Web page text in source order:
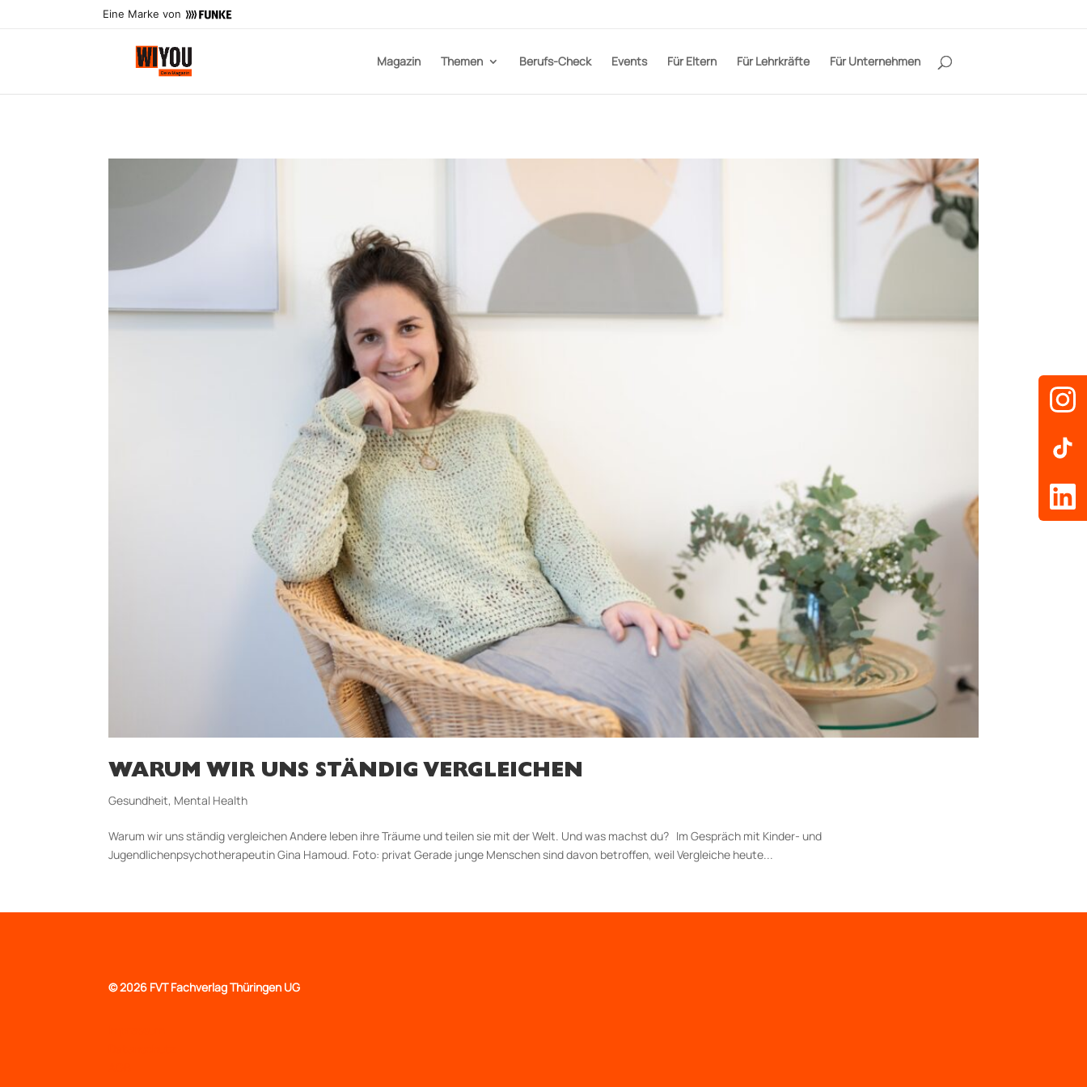
Eine Marke von
Magazin Themen Berufs-Check Events Für Eltern Für Lehrkräfte Für Unternehmen
WARUM WIR UNS STÄNDIG VERGLEICHEN
Gesundheit, Mental Health
Warum wir uns ständig vergleichen Andere leben ihre Träume und teilen sie mit der Welt. Und was machst du? Im Gespräch mit Kinder- und
Jugendlichenpsychotherapeutin Gina Hamoud. Foto: privat Gerade junge Menschen sind davon betroffen, weil Vergleiche heute...
©2026 FVT Fachverlag Thüringen UG